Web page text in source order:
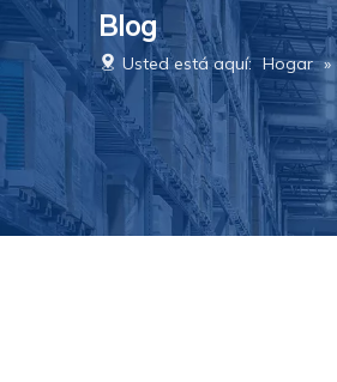
Blog
Usted está aquí: Hogar »